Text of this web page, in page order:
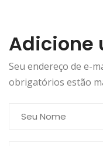
Adicione
Seu endereço de e-
obrigatórios estão